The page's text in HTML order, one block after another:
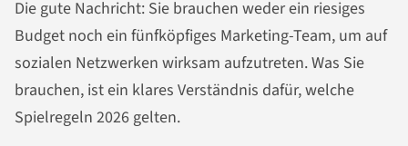
Die gute Nachricht: Sie brauchen weder ein riesiges
Budget noch ein fünfköpfiges Marketing-Team, um auf
sozialen Netzwerken wirksam aufzutreten. Was Sie
brauchen, ist ein klares Verständnis dafür, welche
Spielregeln 2026 gelten.